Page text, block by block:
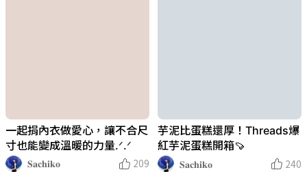
一起捐內衣做愛心，讓不合尺
寸也能變成溫暖的力量.ᐟ.ᐟ
𝐒𝐚𝐜𝐡𝐢𝐤𝐨
209
芋泥比蛋糕還厚！Threads爆
紅芋泥蛋糕開箱🍠
𝐒𝐚𝐜𝐡𝐢𝐤𝐨
240